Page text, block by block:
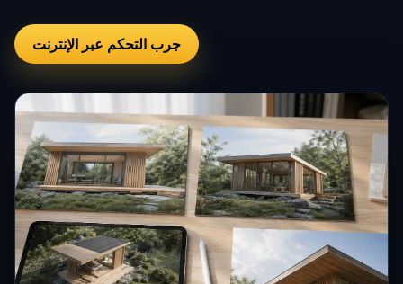
جرب التحكم عبر الإنترنت